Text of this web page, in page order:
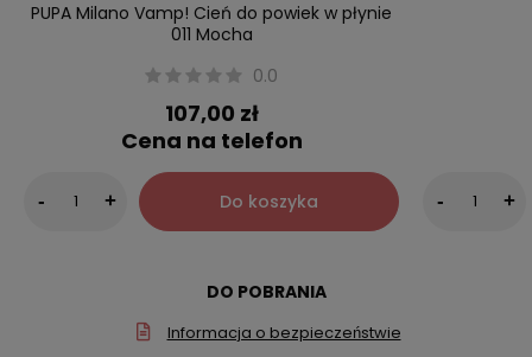
PUPA Milano Vamp! Cień do powiek w płynie
011 Mocha
0.0
107,00 zł
Cena na telefon
- + Do koszyka - +
DO POBRANIA
Informacja o bezpieczeństwie